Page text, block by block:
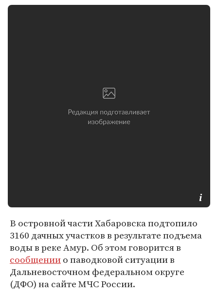
В островной части Хабаровска подтопило
3160 дачных участков в результате подъема
воды в реке Амур. Об этом говорится в
сообщениио паводковой ситуации в
Дальневосточном федеральном округе
(ДФО) на сайте МЧС России.